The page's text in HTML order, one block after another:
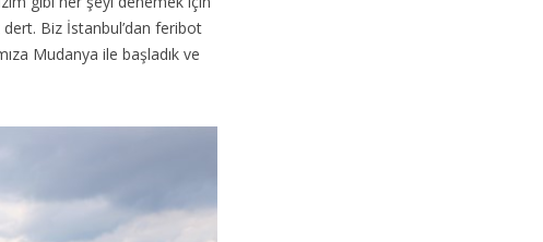
Biz İstanbul’dan feribot
Mudanya ile başladık ve